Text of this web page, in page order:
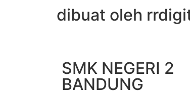
dibuat oleh
SMK NEGERI 2
BANDUNG